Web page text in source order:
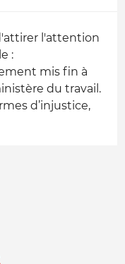
l'attention
:
mis fin à
du travail.
d’injustice,